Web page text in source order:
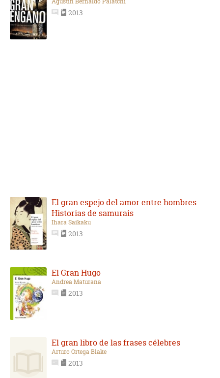
2013
El gran espejo del amor entre hombres.
Historias de samurais
Ihara Saikaku
2013
El Gran Hugo
Andrea Maturana
2013
El gran libro de las frases célebres
Arturo Ortega Blake
2013